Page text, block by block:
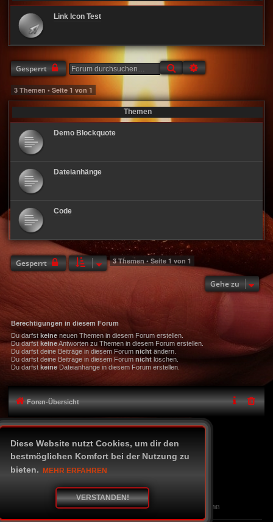
Diese Website nutzt Cookies, um dir den
bestmöglichen Komfort bei der Nutzung zu
bieten. MEHR ERFAHREN
VERSTANDEN!
Link Icon Test
Gesperrt Suche
3 Themen • Seite 1 von 1
Themen
Demo Blockquote
Dateianhänge
Code
Gesperrt 3 Themen • Seite 1 von 1
Gehe zu
Berechtigungen in diesem Forum
Du darfst keineneuen Themen in diesem Forum erstellen.
Du darfstkeineAntworten zu Themen in diesem Forum erstellen.
Du darfst deine Beiträge in diesem Forum nichtändern.
Du darfst deine Beiträge in diesem Forumnichtlöschen.
Du darfst keineDateianhänge in diesem Forum erstellen.
Foren-Übersicht
Alle Zeiten sindUTC+02:00
® Forum Software © phpBB Limited
Deutsche Übersetzung durch
Datenschutz|Nutzungsbedingungen
Time: 0.118s|Queries: 17| Peak Memory Usage: 2.41 MiB